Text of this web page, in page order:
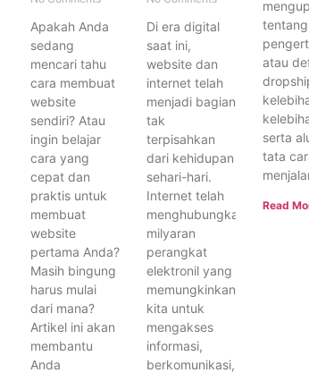
Apakah Anda
sedang
mencari tahu
cara membuat
website
sendiri? Atau
ingin belajar
cara yang
cepat dan
praktis untuk
membuat
website
pertama Anda?
Masih bingung
harus mulai
dari mana?
Artikel ini akan
membantu
Anda
Di era digital
saat ini,
website dan
internet telah
menjadi bagian
tak
terpisahkan
dari kehidupan
sehari-hari.
Internet telah
menghubungkan
milyaran
perangkat
elektronil yang
memungkinkan
kita untuk
mengakses
informasi,
berkomunikasi,
tentang
atau
serta
tata
Read